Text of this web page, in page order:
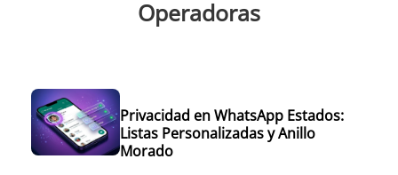
Operadoras
Privacidad en WhatsApp Estados:
Listas Personalizadas y Anillo
Morado